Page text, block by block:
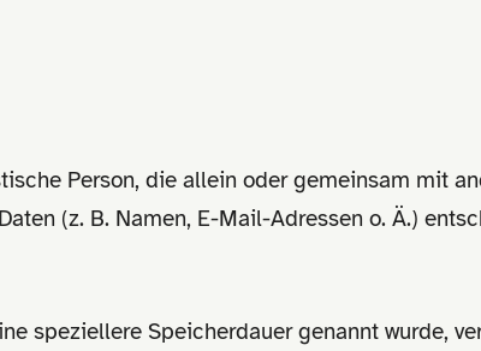
Person, die allein oder gemeinsam mit
(z. B. Namen, E-Mail-Adressen o. Ä.)
speziellere Speicherdauer genannt wurde,